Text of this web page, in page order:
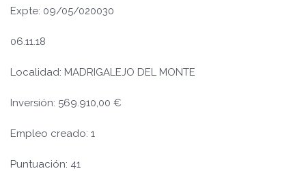
Expte: 09/05/020030
06.11.18
Localidad: MADRIGALEJO DEL MONTE
Inversión: 569.910,00 €
Empleo creado: 1
Puntuación: 41